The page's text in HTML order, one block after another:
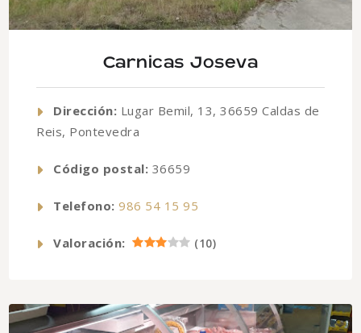
Carnicas Joseva
Dirección: Lugar Bemil, 13, 36659 Caldas de
Reis, Pontevedra
Código postal: 36659
Telefono: 986 54 15 95
Valoración: (10)